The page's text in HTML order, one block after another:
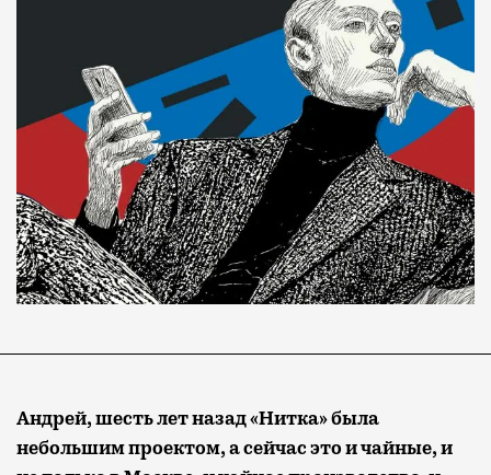
Андрей, шесть лет назад «Нитка» была
небольшим проектом, а сейчас это и чайные, и